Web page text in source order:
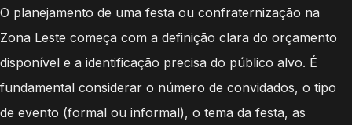
O planejamento de uma festa ou confraternização na
Zona Leste começa com a definição clara do orçamento
disponível e a identificação precisa do público alvo. É
fundamental considerar o número de convidados, o tipo
de evento (formal ou informal), o tema da festa, as